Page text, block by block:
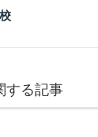
する記事